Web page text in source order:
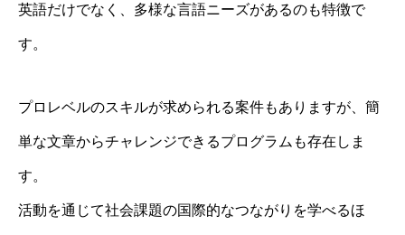
英語だけでなく、多様な言語ニーズがあるのも特徴で
す。
プロレベルのスキルが求められる案件もありますが、簡
単な文章からチャレンジできるプログラムも存在しま
す。
活動を通じて社会課題の国際的なつながりを学べるほ